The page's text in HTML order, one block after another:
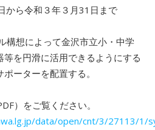
から令和３年３月31日まで
構想によって金沢市立小・中学
を円滑に活用できるようにする
ーターを配置する。
）をご覧ください。
data/open/cnt/3/27113/1/